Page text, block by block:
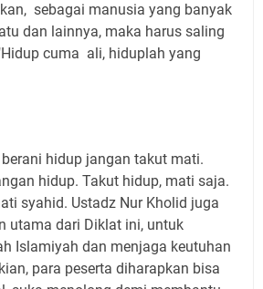
sebagai manusia yang banyak
dan lainnya, maka harus saling
cuma ali, hiduplah yang
hidup jangan takut mati.
hidup. Takut hidup, mati saja.
syahid. Ustadz Nur Kholid juga
utama dari Diklat ini, untuk
Islamiyah dan menjaga keutuhan
para peserta diharapkan bisa